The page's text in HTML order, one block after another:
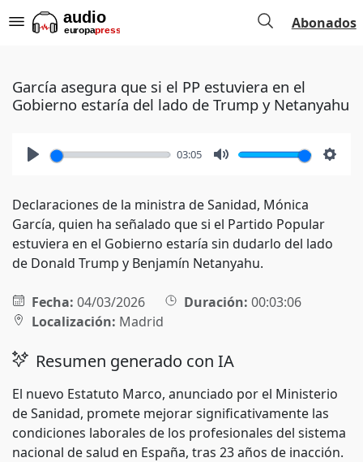
Abonados
García asegura que si el PP estuviera en el
Gobierno estaría del lado de Trump y Netanyahu
03:05
Declaraciones de la ministra de Sanidad, Mónica
García, quien ha señalado que si el Partido Popular
estuviera en el Gobierno estaría sin dudarlo del lado
de Donald Trump y Benjamín Netanyahu.
Fecha: 04/03/2026 Duración: 00:03:06
Localización: Madrid
Resumen generado con IA
El nuevo Estatuto Marco, anunciado por el Ministerio
de Sanidad, promete mejorar significativamente las
condiciones laborales de los profesionales del sistema
nacional de salud en España, tras 23 años de inacción.